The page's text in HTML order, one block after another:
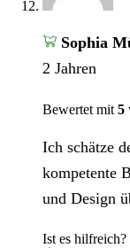
Sophia
2 Jahren
Bewertet mit 5
Ich schätze
kompetente
und Design
Ist es hilfreich?